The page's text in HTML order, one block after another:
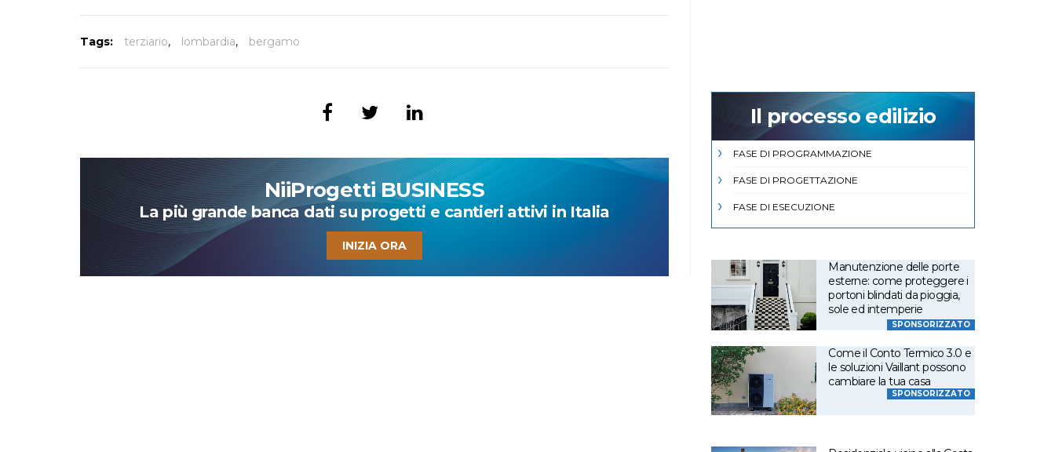
Tags: terziario, lombardia, bergamo
NiiProgetti BUSINESS
La più grande banca dati su progetti e cantieri attivi in Italia
INIZIA ORA
Il processo edilizio
FASE DI PROGRAMMAZIONE
FASE DI PROGETTAZIONE
FASE DI ESECUZIONE
Manutenzione delle porte
esterne: come proteggere i
portoni blindati da pioggia,
sole ed intemperie
SPONSORIZZATO
Come il Conto Termico 3.0 e
le soluzioni Vaillant possono
cambiare la tua casa
SPONSORIZZATO